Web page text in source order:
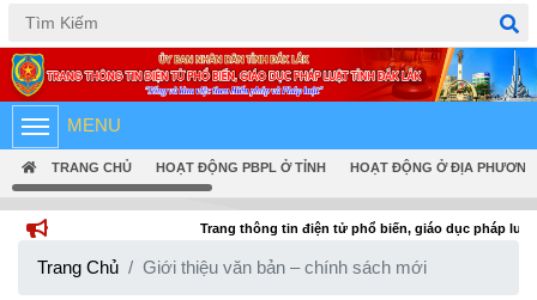
Tiếng Việt English
MENU
TRANG CHỦ HOẠT ĐỘNG PBPL Ở TỈNH HOẠT ĐỘNG Ở ĐỊA PHƯƠNG
Trang thông tin điện tử phổ biến, giáo dục pháp luật tỉnh Đắk Lắk
Trang Chủ Giới thiệu văn bản – chính sách mới